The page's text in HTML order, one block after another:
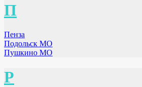
П
Пенза
Подольск МО
Пушкино МО
Р